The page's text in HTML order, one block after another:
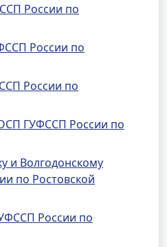
России по
России по
России по
ГУФССП России по
и Волгодонскому
по Ростовской
России по